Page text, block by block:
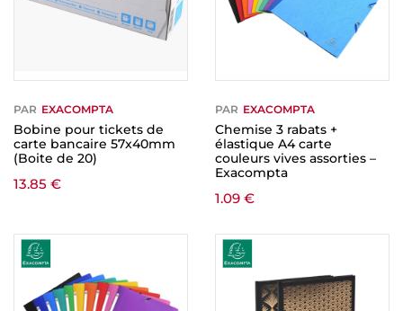
PAR EXACOMPTA
Bobine pour tickets de
carte bancaire 57x40mm
(Boite de 20)
13.85 €
PAR EXACOMPTA
Chemise 3 rabats +
élastique A4 carte
couleurs vives assorties –
Exacompta
1.09 €